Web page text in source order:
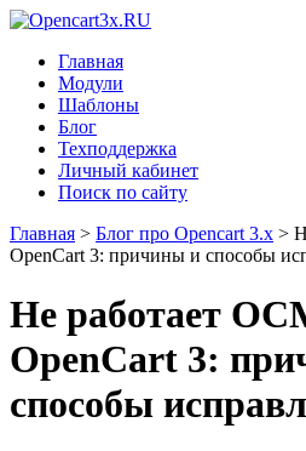
Главная
Модули
Шаблоны
Блог
Техподдержка
Личный кабинет
Поиск по сайту
Главная > Блог про Opencart 3.x >
OpenCart 3: причины и способы
Не работает
OpenCart 3:
способы